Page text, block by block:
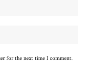
for the next time I comment.